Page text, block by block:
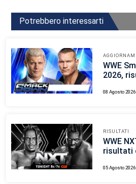
Potrebbero interessarti
WWE
2026,
08 Agosto 2026
RISULTATI
WWE
risultati
05 Agosto 2026